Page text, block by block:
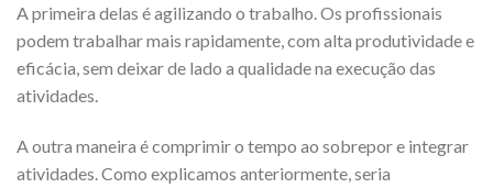
A primeira delas é agilizando o trabalho. Os profissionais
podem trabalhar mais rapidamente, com alta produtividade e
eficácia, sem deixar de lado a qualidade na execução das
atividades.
A outra maneira é comprimir o tempo ao sobrepor e integrar
atividades. Como explicamos anteriormente, seria